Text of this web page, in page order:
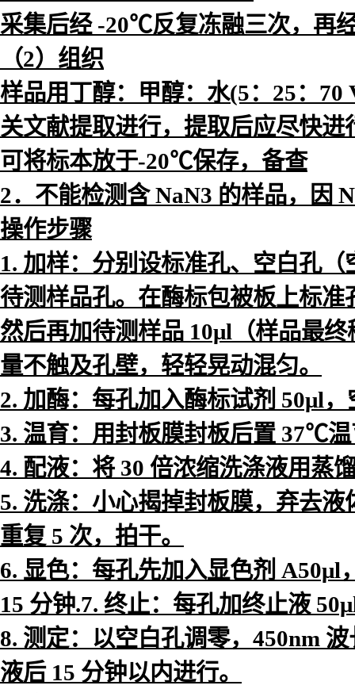
采集后经 -20℃反复冻融三次，再
（2）组织
样品用丁醇：甲醇：水(5：25：
关文献提取进行，提取后应尽快
可将标本放于-20℃保存，备查
2．不能检测含 NaN3 的样品，因
操作步骤
1. 加样：分别设标准孔、空白孔
待测样品孔。在酶标包被板上标
然后再加待测样品 10μl（样品最
量不触及孔壁，轻轻晃动混匀。
2. 加酶：每孔加入酶标试剂 50μl
3. 温育：用封板膜封板后置 37℃温
4. 配液：将 30 倍浓缩洗涤液用蒸
5. 洗涤：小心揭掉封板膜，弃去
重复 5 次，拍干。
6. 显色：每孔先加入显色剂
15 分钟.7. 终止：每孔加终止液
8. 测定：以空白孔调零，450nm
液后 15 分钟以内进行。